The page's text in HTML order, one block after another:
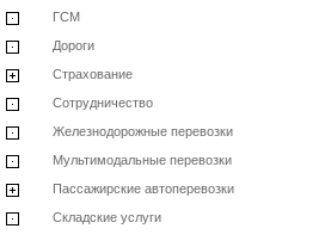
ГСМ
Дороги
Страхование
Сотрудничество
Железнодорожные перевозки
Мультимодальные перевозки
Пассажирские автоперевозки
Складские услуги